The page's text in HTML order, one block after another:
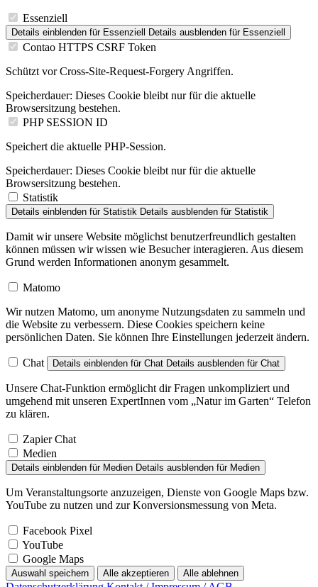
Essenziell
Details einblenden für Essenziell Details ausblenden für Essenziell
Contao HTTPS CSRF Token
Schützt vor Cross-Site-Request-Forgery Angriffen.
Speicherdauer: Dieses Cookie bleibt nur für die aktuelle
Browsersitzung bestehen.
PHP SESSION ID
Speichert die aktuelle PHP-Session.
Speicherdauer: Dieses Cookie bleibt nur für die aktuelle
Browsersitzung bestehen.
Statistik
Details einblenden für Statistik Details ausblenden für Statistik
Damit wir unsere Website möglichst benutzerfreundlich gestalten
können müssen wir wissen wie Besucher interagieren. Aus diesem
Grund werden Informationen anonym gesammelt.
Matomo
Wir nutzen Matomo, um anonyme Nutzungsdaten zu sammeln und
die Website zu verbessern. Diese Cookies speichern keine
persönlichen Daten. Sie können Ihre Einstellungen jederzeit ändern.
Chat Details einblenden für Chat Details ausblenden für Chat
Unsere Chat-Funktion ermöglicht dir Fragen unkompliziert und
umgehend mit unseren ExpertInnen vom „Natur im Garten“ Telefon
zu klären.
Zapier Chat
Medien
Details einblenden für Medien Details ausblenden für Medien
Um Veranstaltungsorte anzuzeigen, Dienste von Google Maps bzw.
YouTube zu nutzen und zur Konversionsmessung von Meta.
Facebook Pixel
YouTube
Google Maps
Auswahl speichern Alle akzeptieren Alle ablehnen